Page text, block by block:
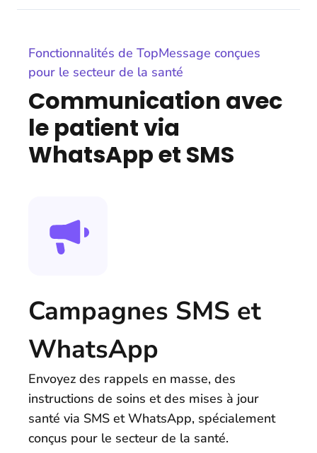
Fonctionnalités de TopMessage conçues
pour le secteur de la santé
Communication avec
le patient via
WhatsApp et SMS
Campagnes SMS et
WhatsApp
Envoyez des rappels en masse, des
instructions de soins et des mises à jour
santé via SMS et WhatsApp, spécialement
conçus pour le secteur de la santé.